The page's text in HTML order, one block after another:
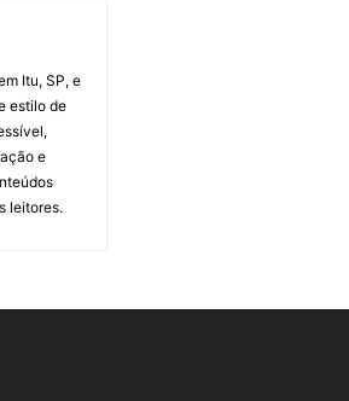
Itu, SP, e
estilo de
e
leitores.